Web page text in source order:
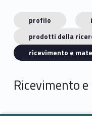
profilo
prodotti della
ricevimento e
Ricevimento